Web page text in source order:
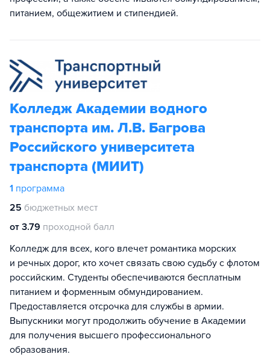
питанием, общежитием и стипендией.
Колледж Академии водного
транспорта им. Л.В. Багрова
Российского университета
транспорта (МИИТ)
1 программа
25 бюджетных мест
от 3.79 проходной балл
Колледж для всех, кого влечет романтика морских
и речных дорог, кто хочет связать свою судьбу с флотом
российским. Студенты обеспечиваются бесплатным
питанием и форменным обмундированием.
Предоставляется отсрочка для службы в армии.
Выпускники могут продолжить обучение в Академии
для получения высшего профессионального
образования.